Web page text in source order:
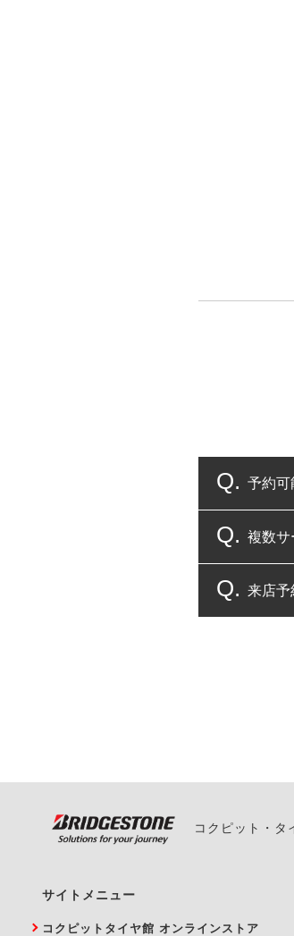
予約可
コク
複数サ
複数
来店予
また
コクピット・タ
サイトメニュー
コクピットタイヤ館 オンラインストア